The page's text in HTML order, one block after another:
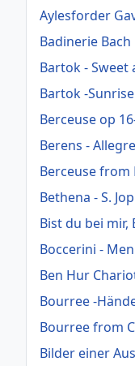
Aylesforder
Badinerie Bach
Bartok - Sweet
Bartok -Sunrise
Berceuse op
Berens -
Berceuse from
Bethena - S.
Bist du bei mir,
Boccerini -
Ben Hur
Bourree -
Bourree from
Bilder einer